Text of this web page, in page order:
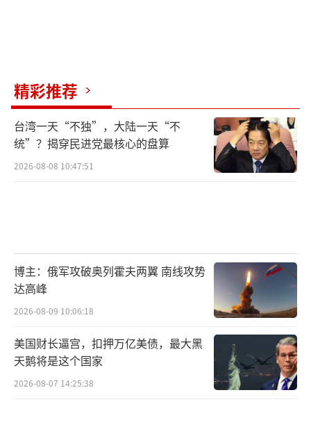
精彩推荐
台湾一天“不独”，大陆一天“不
统”？揭穿民进党最核心的盘算
2026-08-08 10:47:51
博主：俄军攻破奥列霍夫两翼 南线攻势
达高峰
2026-08-09 10:06:18
美国财长逼宫，扣押万亿美债，最大黑
天鹅将是这个国家
2026-08-07 14:25:38